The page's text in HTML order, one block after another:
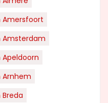
Amersfoort
Amsterdam
Apeldoorn
Arnhem